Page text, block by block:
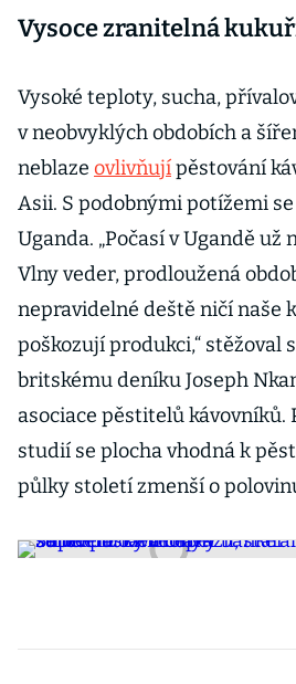
Vysoce zranitelná
Vysoké teploty, sucha,
v neobvyklých obdobích a
neblaze ovlivňujípěstování
Asii. S podobnými potížemi
Uganda. „Počasí v Ugandě
Vlny veder, prodloužená
nepravidelné deště ničí naše
poškozují produkci,“ stěžoval
britskému deníku Joseph
asociace pěstitelů kávovníků.
studií se plocha vhodná k
půlky století zmenší o